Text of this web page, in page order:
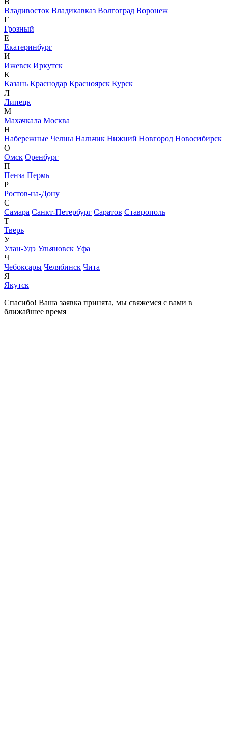
Владивосток Владикавказ Волгоград Воронеж
Г
Грозный
Е
Екатеринбург
И
Ижевск Иркутск
К
Казань Краснодар Красноярск Курск
Л
Липецк
М
Махачкала Москва
Н
Набережные Челны Нальчик Нижний Новгород Новосибирск
О
Омск Оренбург
П
Пенза Пермь
Р
Ростов-на-Дону
С
Самара Санкт-Петербург Саратов Ставрополь
Т
Тверь
У
Улан-Удэ Ульяновск Уфа
Ч
Чебоксары Челябинск Чита
Я
Якутск
Спасибо! Ваша заявка принята, мы свяжемся с вами в
ближайшее время